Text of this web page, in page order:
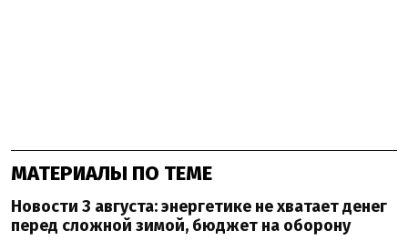
МАТЕРИАЛЫ ПО ТЕМЕ
Новости 3 августа: энергетике не хватает денег
перед сложной зимой, бюджет на оборону